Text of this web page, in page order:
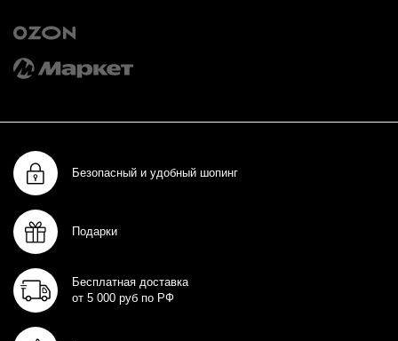
Безопасный и удобный шопинг
Подарки
Бесплатная доставка
от 5 000 руб по РФ